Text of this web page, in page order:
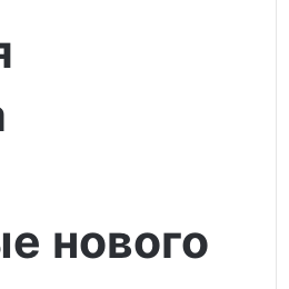
нового